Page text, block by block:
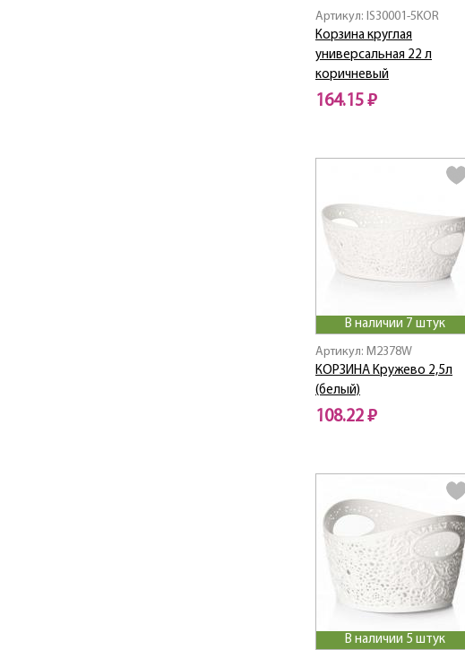
Артикул: IS30001-5KOR
Корзина круглая
универсальная 22 л
коричневый
164.15 ₽
В наличии 7 штук
Артикул: M2378W
КОРЗИНА Кружево 2,5л
(белый)
108.22 ₽
В наличии 5 штук